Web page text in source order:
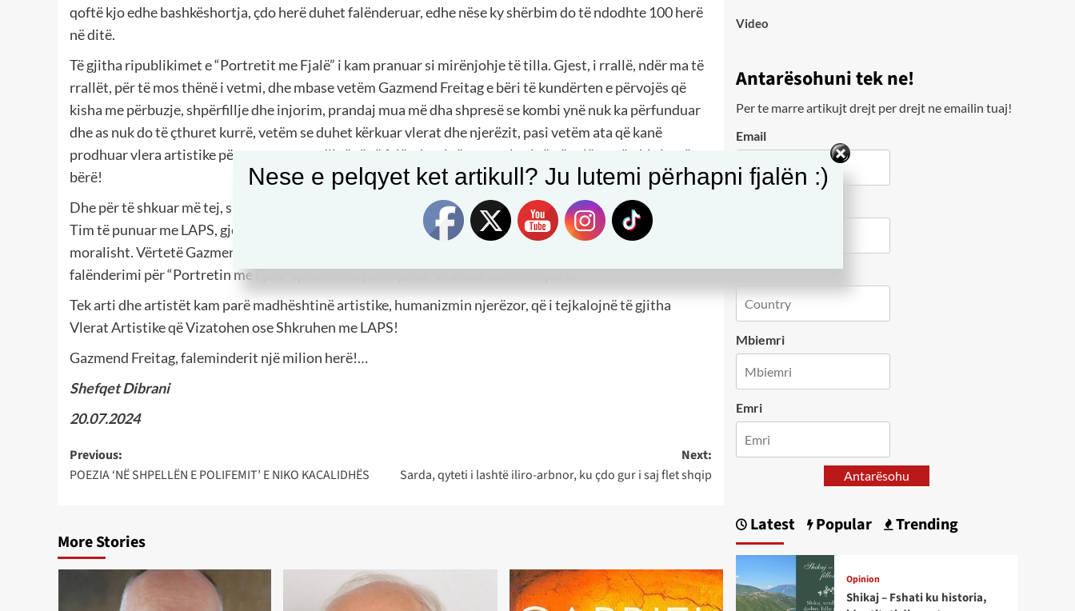
qoftë kjo edhe bashkëshortja, çdo herë duhet falënderuar, edhe nëse ky shërbim do të ndodhte 100 herë
në ditë.
Të gjitha ripublikimet e “Portretit me Fjalë” i kam pranuar si mirënjohje të tilla. Gjest, i rrallë, ndër ma të
rrallët, për të mos thënë i vetmi, dhe mbase vetëm Gazmend Freitag e bëri të kundërten e përvojës që
kisha me përbuzje, shpërfillje dhe injorim, prandaj mua më dha shpresë se kombi ynë nuk ka përfunduar
dhe as nuk do të çthuret kurrë, vetëm se duhet kërkuar vlerat dhe njerëzit, pasi vetëm ata që kanë
prodhuar vlera artistike për veten e tyre, dijnë të të falënderojnë e respektojnë për një punë-shkrim të
bërë!
Dhe për të shkuar më tej, sikur nuk mjaftuan gjithë këto falënderime, Ai pak ditë më vonë Vizatoi Portret
Tim të punuar me LAPS, gjest dhe veprim që më bëri shumë krenar dhe më sforcoi shumë edhe
moralisht. Vërtetë Gazmend Freitag, më bëri një dhuratë shumë me vlerë, dhe e gjitha është si
falënderimi për “Portretin me Fjalë” që shkrova pa u njohur e takuar kurrë më parë!
Tek arti dhe artistët kam parë madhështinë artistike, humanizmin njerëzor, që i tejkalojnë të gjitha
Vlerat Artistike që Vizatohen ose Shkruhen me LAPS!
Gazmend Freitag, faleminderit një milion herë!…
Shefqet Dibrani
20.07.2024
Post
navigation
Previous:
POEZIA ‘NË SHPELLËN E POLIFEMIT’ E NIKO KACALIDHËS
Next:
Sarda, qyteti i lashtë iliro-arbnor, ku çdo gur i saj flet shqip
More Stories
Video
Antarësohuni tek ne!
Per te marre artikujt drejt per drejt ne emailin tuaj!
Email
Country
Mbiemri
Emri
Antarësohu
Latest Popular Trending
Opinion
Shikaj – Fshati ku historia,
Nese e pelqyet ket artikull? Ju lutemi përhapni fjalën :)